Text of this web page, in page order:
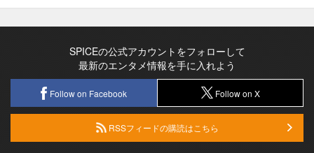
SPICEの公式アカウントをフォローして
最新のエンタメ情報を手に入れよう
Follow on Facebook Follow on X
RSSフィードの購読はこちら